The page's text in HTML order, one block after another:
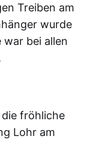
Treiben am
wurde
bei allen
fröhliche
Lohr am